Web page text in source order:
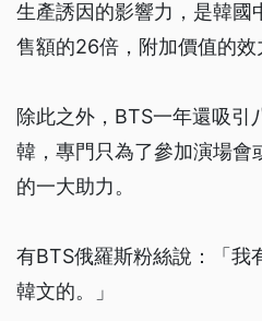
生產誘因的影響力，是韓國
售額的26倍，附加價值的效
除此之外，BTS一年還吸引
韓，專門只為了參加演場會
的一大助力。
有BTS俄羅斯粉絲說：「我
韓文的。」